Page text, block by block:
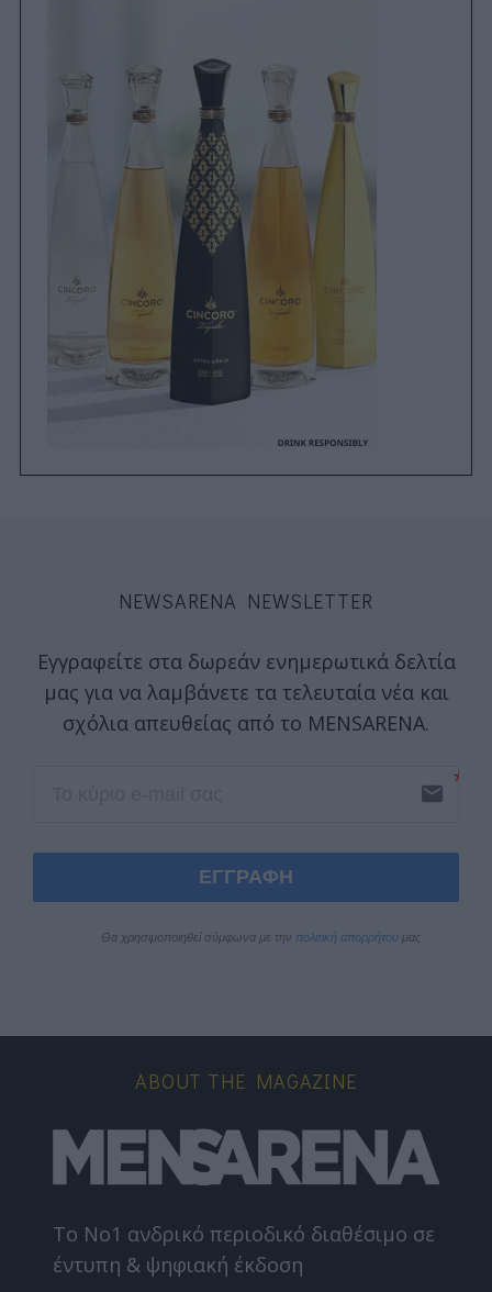
NEWSARENA NEWSLETTER
Εγγραφείτε στα δωρεάν ενημερωτικά δελτία
μας για να λαμβάνετε τα τελευταία νέα και
σχόλια απευθείας από το MENSARENA.
email
ΕΓΓΡΑΦΗ
Θα χρησιμοποιηθεί σύμφωνα με την πολιτική απορρήτου μας
ABOUT THE MAGAZINE
Το Nο1 ανδρικό περιοδικό διαθέσιμο σε
έντυπη & ψηφιακή έκδοση